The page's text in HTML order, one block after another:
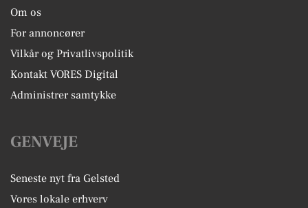
Om os
For annoncører
Vilkår og Privatlivspolitik
Kontakt VORES Digital
Administrer samtykke
GENVEJE
Seneste nyt fra Gelsted
Vores lokale erhverv